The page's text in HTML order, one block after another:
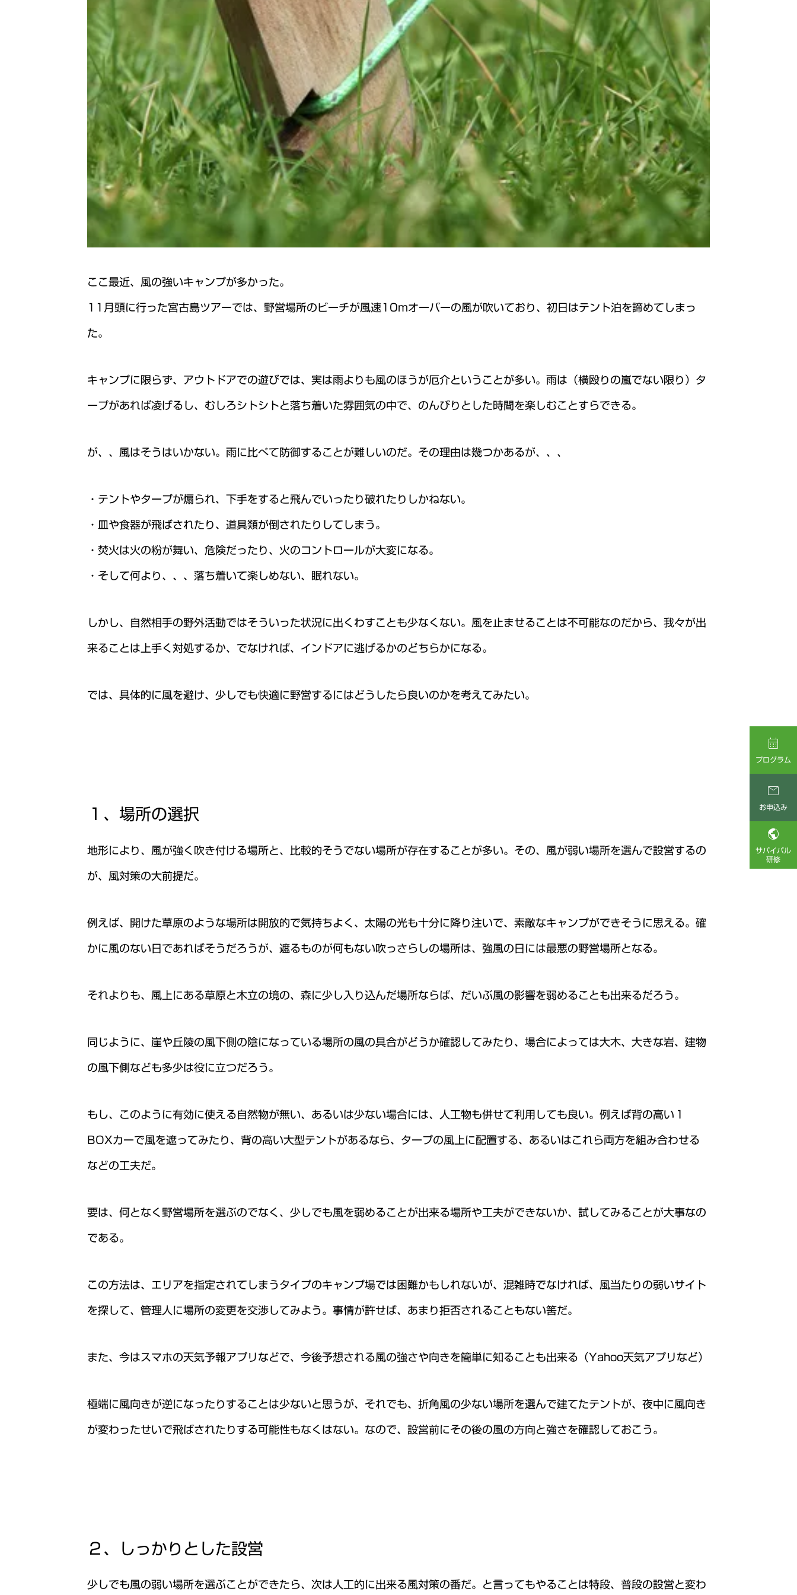
ここ最近、風の強いキャンプが多かった。
11月頭に行った宮古島ツアーでは、野営場所のビーチが風速10mオーバーの風が吹いており、初日はテント泊を諦めてしまっ
た。
キャンプに限らず、アウトドアでの遊びでは、実は雨よりも風のほうが厄介ということが多い。雨は（横殴りの嵐でない限り）タ
ープがあれば凌げるし、むしろシトシトと落ち着いた雰囲気の中で、のんびりとした時間を楽しむことすらできる。
が、、風はそうはいかない。雨に比べて防御することが難しいのだ。その理由は幾つかあるが、、、
・テントやタープが煽られ、下手をすると飛んでいったり破れたりしかねない。
・皿や食器が飛ばされたり、道具類が倒されたりしてしまう。
・焚火は火の粉が舞い、危険だったり、火のコントロールが大変になる。
・そして何より、、、落ち着いて楽しめない、眠れない。
しかし、自然相手の野外活動ではそういった状況に出くわすことも少なくない。風を止ませることは不可能なのだから、我々が出
来ることは上手く対処するか、でなければ、インドアに逃げるかのどちらかになる。
では、具体的に風を避け、少しでも快適に野営するにはどうしたら良いのかを考えてみたい。
１、場所の選択
地形により、風が強く吹き付ける場所と、比較的そうでない場所が存在することが多い。その、風が弱い場所を選んで設営するの
が、風対策の大前提だ。
例えば、開けた草原のような場所は開放的で気持ちよく、太陽の光も十分に降り注いで、素敵なキャンプができそうに思える。確
かに風のない日であればそうだろうが、遮るものが何もない吹っさらしの場所は、強風の日には最悪の野営場所となる。
それよりも、風上にある草原と木立の境の、森に少し入り込んだ場所ならば、だいぶ風の影響を弱めることも出来るだろう。
同じように、崖や丘陵の風下側の陰になっている場所の風の具合がどうか確認してみたり、場合によっては大木、大きな岩、建物
の風下側なども多少は役に立つだろう。
もし、このように有効に使える自然物が無い、あるいは少ない場合には、人工物も併せて利用しても良い。例えば背の高い１
BOXカーで風を遮ってみたり、背の高い大型テントがあるなら、タープの風上に配置する、あるいはこれら両方を組み合わせる
などの工夫だ。
要は、何となく野営場所を選ぶのでなく、少しでも風を弱めることが出来る場所や工夫ができないか、試してみることが大事なの
である。
この方法は、エリアを指定されてしまうタイプのキャンプ場では困難かもしれないが、混雑時でなければ、風当たりの弱いサイト
を探して、管理人に場所の変更を交渉してみよう。事情が許せば、あまり拒否されることもない筈だ。
また、今はスマホの天気予報アプリなどで、今後予想される風の強さや向きを簡単に知ることも出来る（Yahoo天気アプリなど）
極端に風向きが逆になったりすることは少ないと思うが、それでも、折角風の少ない場所を選んで建てたテントが、夜中に風向き
が変わったせいで飛ばされたりする可能性もなくはない。なので、設営前にその後の風の方向と強さを確認しておこう。
２、しっかりとした設営
少しでも風の弱い場所を選ぶことができたら、次は人工的に出来る風対策の番だ。と言ってもやることは特段、普段の設営と変わ

プログラム

お申込み

サバイバル
研修